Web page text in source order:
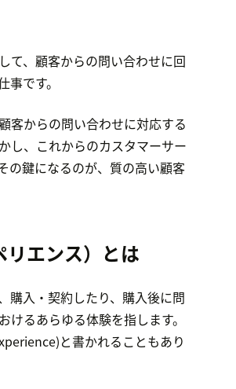
て、顧客からの問い合わせに回
です。
客からの問い合わせに対応する
し、これからのカスタマーサー
の鍵になるのが、質の高い顧客
リエンス）とは
購入・契約したり、購入後に問
るあらゆる体験を指します。
と書かれることもあり